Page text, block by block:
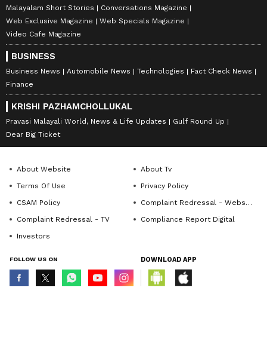
Malayalam Short Stories
Conversations Magazine
Web Exclusive Magazine
Web Specials Magazine
Video Cafe Magazine
BUSINESS
Business News Automobile News Technologies
Fact Check News
Finance
KRISHI PAZHAMCHOLLUKAL
Pravasi Malayali World, News & Life Updates
Gulf Round Up
Dear Big Ticket
About Website
About Tv
Terms Of Use
Privacy Policy
CSAM Policy
Complaint Redressal - Website
Complaint Redressal - TV
Compliance Report Digital
Investors
FOLLOW US ON DOWNLOAD APP